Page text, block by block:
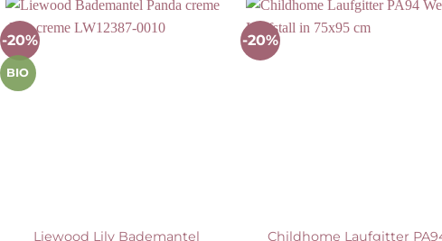
-20%
BIO
Liewood Lily Bademantel
-20%
Childhome Laufgitter